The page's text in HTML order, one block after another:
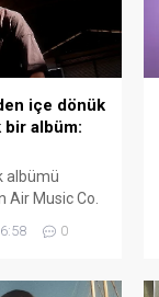
içe dönük
albüm:
albümü
Air Music Co.
Rap
pop ve rock
Ogden’in
0